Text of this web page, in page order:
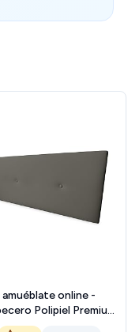
amuéblate online -
Polipiel Premium
Trento Medidas